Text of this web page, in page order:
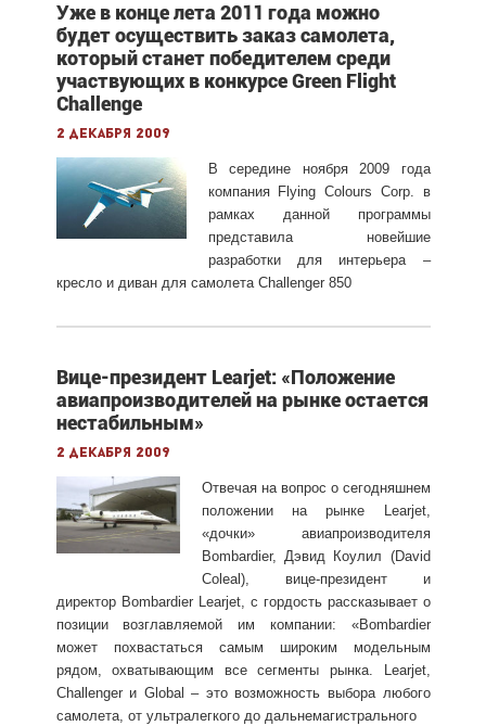
Уже в конце лета 2011 года можно
будет осуществить заказ самолета,
который станет победителем среди
участвующих в конкурсе Green Flight
Challenge
2 декабря 2009
В середине ноября 2009 года
компания Flying Colours Corp. в
рамках данной программы
представила новейшие
разработки для интерьера –
кресло и диван для самолета Challenger 850
Вице-президент Learjet: «Положение
авиапроизводителей на рынке остается
нестабильным»
2 декабря 2009
Отвечая на вопрос о сегодняшнем
положении на рынке Learjet,
«дочки» авиапроизводителя
Bombardier, Дэвид Коулил (David
Coleal), вице-президент и
директор Bombardier Learjet, с гордость рассказывает о
позиции возглавляемой им компании: «Bombardier
может похвастаться самым широким модельным
рядом, охватывающим все сегменты рынка. Learjet,
Challenger и Global – это возможность выбора любого
самолета, от ультралегкого до дальнемагистрального